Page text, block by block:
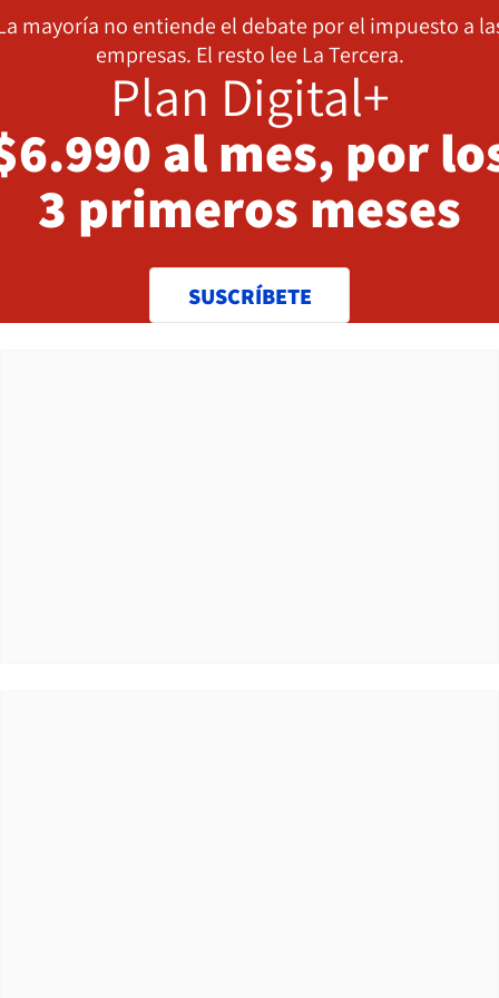
mayoría no entiende el debate por el impuesto a
empresas. El resto lee La Tercera.
Plan Digital+
al mes, por
3 primeros meses
SUSCRÍBETE